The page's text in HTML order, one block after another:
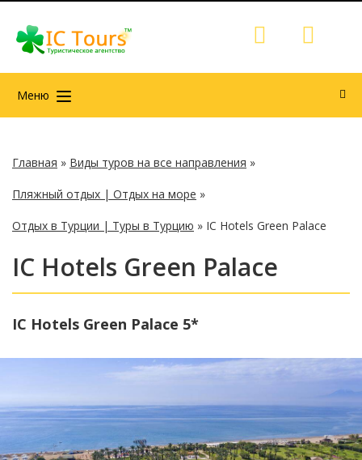
Меню
Главная » Виды туров на все направления »
Пляжный отдых | Отдых на море »
Отдых в Турции | Туры в Турцию » IC Hotels Green Palace
IC Hotels Green Palace
IC Hotels Green Palace 5*